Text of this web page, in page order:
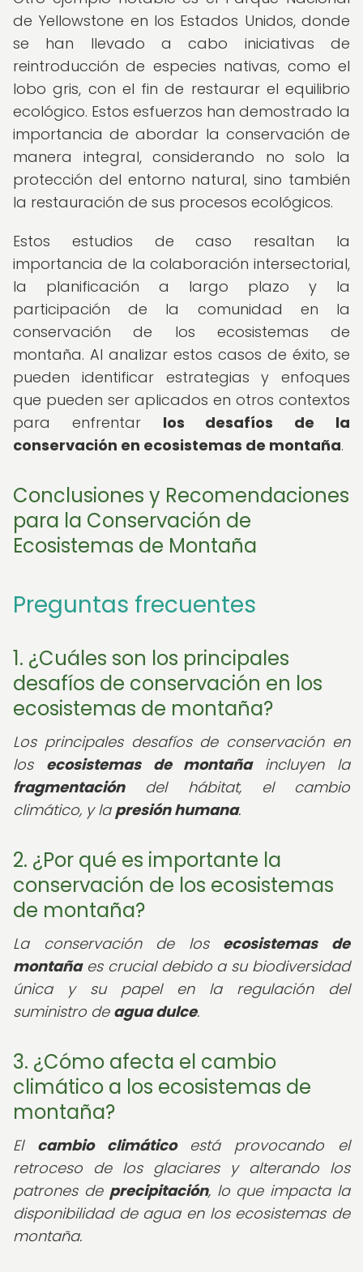
de Yellowstone en los Estados Unidos, donde
se han llevado a cabo iniciativas de
reintroducción de especies nativas, como el
lobo gris, con el fin de restaurar el equilibrio
ecológico. Estos esfuerzos han demostrado la
importancia de abordar la conservación de
manera integral, considerando no solo la
protección del entorno natural, sino también
la restauración de sus procesos ecológicos.
Estos estudios de caso resaltan la
importancia de la colaboración intersectorial,
la planificación a largo plazo y la
participación de la comunidad en la
conservación de los ecosistemas de
montaña. Al analizar estos casos de éxito, se
pueden identificar estrategias y enfoques
que pueden ser aplicados en otros contextos
para enfrentar los desafíos de la
conservación en ecosistemas de montaña.
Conclusiones y Recomendaciones
para la Conservación de
Ecosistemas de Montaña
Preguntas frecuentes
1. ¿Cuáles son los principales
desafíos de conservación en los
ecosistemas de montaña?
Los principales desafíos de conservación en
los ecosistemas de montañaincluyen la
fragmentacióndel hábitat, el cambio
climático, y la presión humana.
2. ¿Por qué es importante la
conservación de los ecosistemas
de montaña?
La conservación de los ecosistemas de
montañaes crucial debido a su biodiversidad
única y su papel en la regulación del
suministro de agua dulce.
3. ¿Cómo afecta el cambio
climático a los ecosistemas de
montaña?
El cambio climáticoestá provocando el
retroceso de los glaciares y alterando los
patrones de precipitación, lo que impacta la
disponibilidad de agua en los ecosistemas de
montaña.